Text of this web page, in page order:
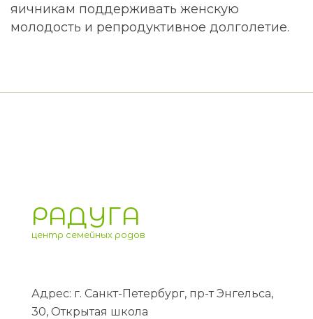
яичникам поддерживать женскую
молодость и репродуктивное долголетие.
РАДУГА
центр семейных родов
Адрес: г. Санкт-Петербург, пр-т Энгельса,
30, Открытая школа